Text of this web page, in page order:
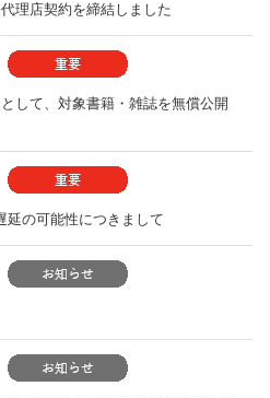
理店契約を締結しました
して、対象書籍・雑誌を無償公開
延の可能性につきまして